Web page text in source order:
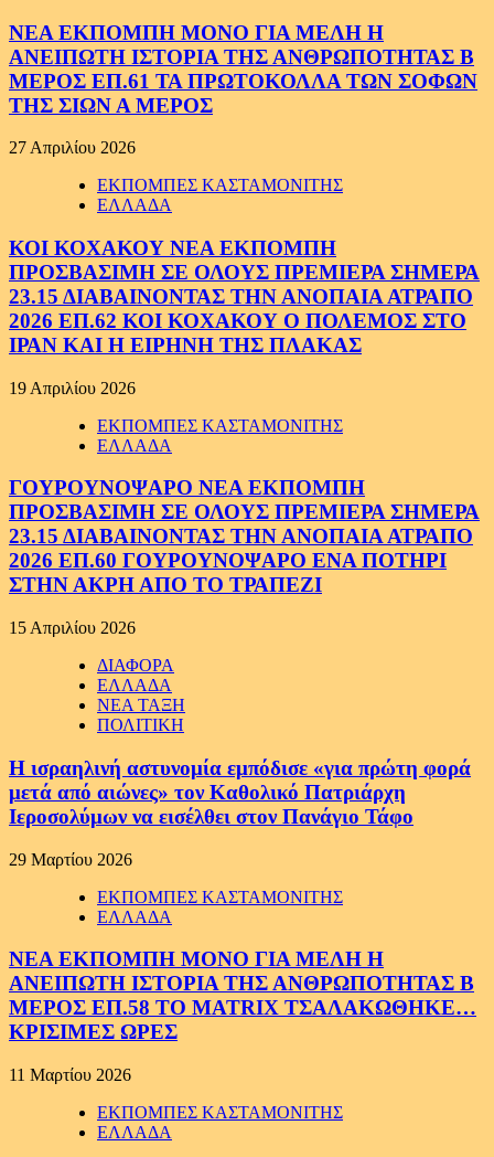
ΝΕΑ ΕΚΠΟΜΠΗ ΜΟΝΟ ΓΙΑ ΜΕΛΗ Η
ΑΝΕΙΠΩΤΗ ΙΣΤΟΡΙΑ ΤΗΣ ΑΝΘΡΩΠΟΤΗΤΑΣ Β
ΜΕΡΟΣ ΕΠ.61 ΤΑ ΠΡΩΤΟΚΟΛΛΑ ΤΩΝ ΣΟΦΩΝ
ΤΗΣ ΣΙΩΝ Α ΜΕΡΟΣ
27 Απριλίου 2026
ΕΚΠΟΜΠΕΣ ΚΑΣΤΑΜΟΝΙΤΗΣ
ΕΛΛΑΔΑ
ΚΟΙ ΚΟΧΑΚΟΥ ΝΕΑ ΕΚΠΟΜΠΗ
ΠΡΟΣΒΑΣΙΜΗ ΣΕ ΟΛΟΥΣ ΠΡΕΜΙΕΡΑ ΣΗΜΕΡΑ
23.15 ΔΙΑΒΑΙΝΟΝΤΑΣ ΤΗΝ ΑΝΟΠΑΙΑ ΑΤΡΑΠΟ
2026 ΕΠ.62 ΚΟΙ ΚΟΧΑΚΟΥ Ο ΠΟΛΕΜΟΣ ΣΤΟ
ΙΡΑΝ ΚΑΙ Η ΕΙΡΗΝΗ ΤΗΣ ΠΛΑΚΑΣ
19 Απριλίου 2026
ΕΚΠΟΜΠΕΣ ΚΑΣΤΑΜΟΝΙΤΗΣ
ΕΛΛΑΔΑ
ΓΟΥΡΟΥΝΟΨΑΡΟ ΝΕΑ ΕΚΠΟΜΠΗ
ΠΡΟΣΒΑΣΙΜΗ ΣΕ ΟΛΟΥΣ ΠΡΕΜΙΕΡΑ ΣΗΜΕΡΑ
23.15 ΔΙΑΒΑΙΝΟΝΤΑΣ ΤΗΝ ΑΝΟΠΑΙΑ ΑΤΡΑΠΟ
2026 ΕΠ.60 ΓΟΥΡΟΥΝΟΨΑΡΟ ΕΝΑ ΠΟΤΗΡΙ
ΣΤΗΝ ΑΚΡΗ ΑΠΟ ΤΟ ΤΡΑΠΕΖΙ
15 Απριλίου 2026
ΔΙΑΦΟΡΑ
ΕΛΛΑΔΑ
ΝΕΑ ΤΑΞΗ
ΠΟΛΙΤΙΚΗ
Η ισραηλινή αστυνομία εμπόδισε «για πρώτη φορά
μετά από αιώνες» τον Καθολικό Πατριάρχη
Ιεροσολύμων να εισέλθει στον Πανάγιο Τάφο
29 Μαρτίου 2026
ΕΚΠΟΜΠΕΣ ΚΑΣΤΑΜΟΝΙΤΗΣ
ΕΛΛΑΔΑ
ΝΕΑ ΕΚΠΟΜΠΗ ΜΟΝΟ ΓΙΑ ΜΕΛΗ Η
ΑΝΕΙΠΩΤΗ ΙΣΤΟΡΙΑ ΤΗΣ ΑΝΘΡΩΠΟΤΗΤΑΣ Β
ΜΕΡΟΣ ΕΠ.58 ΤΟ MATRIX ΤΣΑΛΑΚΩΘΗΚΕ…
ΚΡΙΣΙΜΕΣ ΩΡΕΣ
11 Μαρτίου 2026
ΕΚΠΟΜΠΕΣ ΚΑΣΤΑΜΟΝΙΤΗΣ
ΕΛΛΑΔΑ